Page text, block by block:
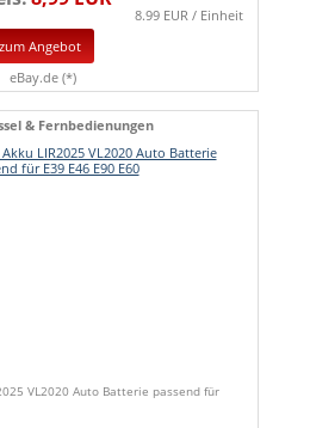
8.99 EUR / Einheit
zum Angebot
eBay.de (*)
& Fernbedienungen
VL2020 Auto Batterie passend für